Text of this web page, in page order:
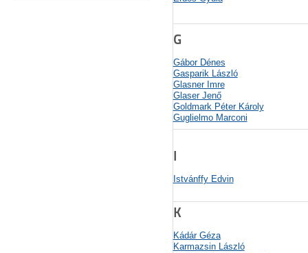
G
Gábor Dénes
Gasparik László
Glasner Imre
Glaser Jenő
Goldmark Péter Károly
Guglielmo Marconi
I
Istvánffy Edvin
K
Kádár Géza
Karmazsin László